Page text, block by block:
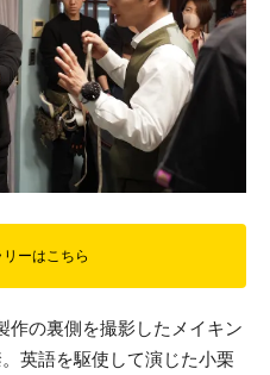
ーはこちら
作の裏側を撮影したメイキン
英語を駆使して演じた小栗